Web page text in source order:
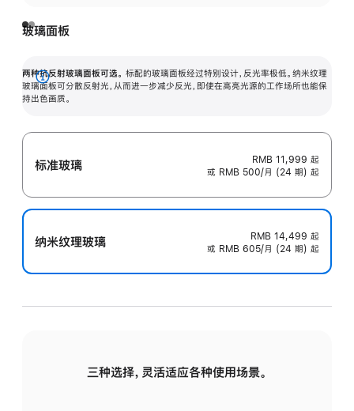
玻璃面板
两种抗反射玻璃面板可选。 标配的玻璃面板经过特别设计，反光率极低。纳米纹理
玻璃面板可分散反射光，从而进一步减少反光，即使在高亮光源的工作场所也能保
持出色画质。
展
开
标准玻璃 RMB 11,999 起
或 RMB 500/月 (24 期) 起
纳米纹理玻璃 RMB 14,499 起
或 RMB 605/月 (24 期) 起
三种选择，灵活适应各种使用场景。